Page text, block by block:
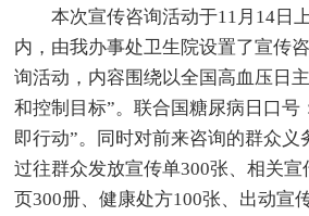
本次宣传咨询活动于11月14日
内，由我办事处卫生院设置了宣传
询活动，内容围绕以全国高血压日
和控制目标”。联合国糖尿病日口号
即行动”。同时对前来咨询的群众义
过往群众发放宣传单300张、相关
页300册、健康处方100张、出动宣